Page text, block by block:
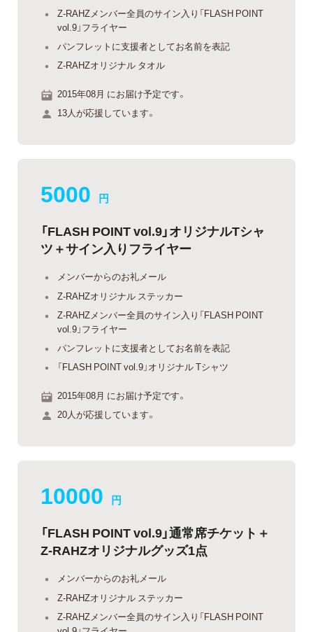
Z-RAHZメンバー全員のサイン入り「FLASH POINT
vol.9」フライヤー
パンフレットに支援者としてお名前を表記
Z-RAHZオリジナル タオル
2015年08月 にお届け予定です。
13人が応援しています。
5000 円
「FLASH POINT vol.9」オリジナルTシャ
ツ＋サイン入りフライヤー
メンバーからのお礼メール
Z-RAHZオリジナル ステッカー
Z-RAHZメンバー全員のサイン入り「FLASH POINT
vol.9」フライヤー
パンフレットに支援者としてお名前を表記
「FLASH POINT vol.9」オリジナル Tシャツ
2015年08月 にお届け予定です。
20人が応援しています。
10000 円
「FLASH POINT vol.9」通常席チケット＋
Z-RAHZオリジナルグッズ1点
メンバーからのお礼メール
Z-RAHZオリジナル ステッカー
Z-RAHZメンバー全員のサイン入り「FLASH POINT